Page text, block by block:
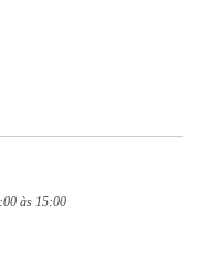
às 15:00